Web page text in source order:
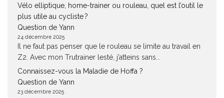
Vélo elliptique, home-trainer ou rouleau, quel est l’outil le
plus utile au cycliste ?
Question de Yann
24 décembre 2025
Il ne faut pas penser que le rouleau se limite au travail en
Z2. Avec mon Trutrainer lesté, j’atteins sans...
Connaissez-vous la Maladie de Hoffa ?
Question de Yann
23 décembre 2025